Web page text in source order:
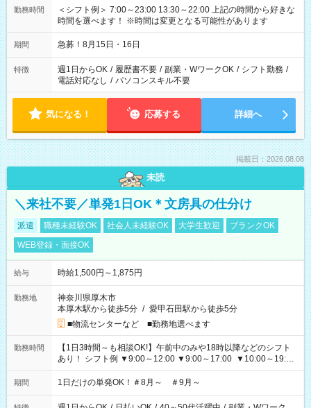
勤務時間
＜シフト例＞ 7:00～23:00 13:30～22:00 上記の時間から好きな
時間を選べます！ ※時間は変更となる可能性があります
期間 急募！8月15日・16日
特徴 週1日からOK / 履歴書不要 / 副業・WワークOK / シフト勤務 /
電話対応なし / パソコンスキル不要
気になる！ 応募する 詳細へ
掲載日：2026.08.08
未読
＼来社不要／単発1日OK＊文房具の仕分け
派遣 職種未経験OK 社会人未経験OK 大学生歓迎
ブランクOK
WEB登録・面接OK
給与 時給1,500円～1,875円
勤務地
神奈川県厚木市
本厚木駅から徒歩5分 / 愛甲石田駅から徒歩5分
■物流センターなど ■勤務地選べます
勤務時間
【1日3時間～も相談OK!】午前中のみや18時以降などのシフト
あり！ シフト例 ▼9:00～12:00 ▼9:00～17:00 ▼10:00～19:00
▼18:00～21:00
期間 1日だけの単発OK！＃8月～ ＃9月～